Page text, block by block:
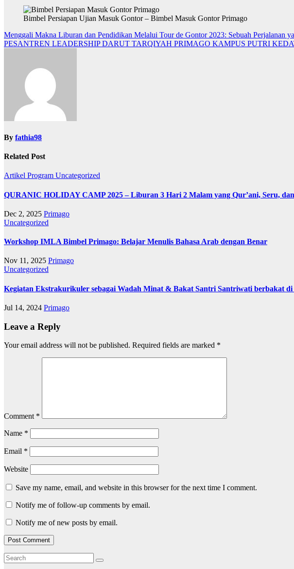
Bimbel Persiapan Ujian Masuk Gontor – Bimbel Masuk Gontor Primago
Post
navigation
Menggali Makna Liburan dan Pendidikan Melalui Tour de Gontor 2023: Sebuah Perjalanan
PESANTREN LEADERSHIP DARUT TARQIYAH PRIMAGO KAMPUS PUTRI
By fathia98
Related Post
Artikel Program Uncategorized
QURANIC HOLIDAY CAMP 2025 – Liburan 3 Hari 2 Malam yang Qur’ani, Seru,
Dec 2, 2025 Primago
Uncategorized
Workshop IMLA Bimbel Primago: Belajar Menulis Bahasa Arab dengan Benar
Nov 11, 2025 Primago
Uncategorized
Kegiatan Ekstrakurikuler sebagai Wadah Minat & Bakat Santri Santriwati berbakat
Jul 14, 2024 Primago
Leave a Reply
Your email address will not be published. Required fields are marked *
Comment *
Name *
Email *
Website
Save my name, email, and website in this browser for the next time I comment.
Notify me of follow-up comments by email.
Notify me of new posts by email.